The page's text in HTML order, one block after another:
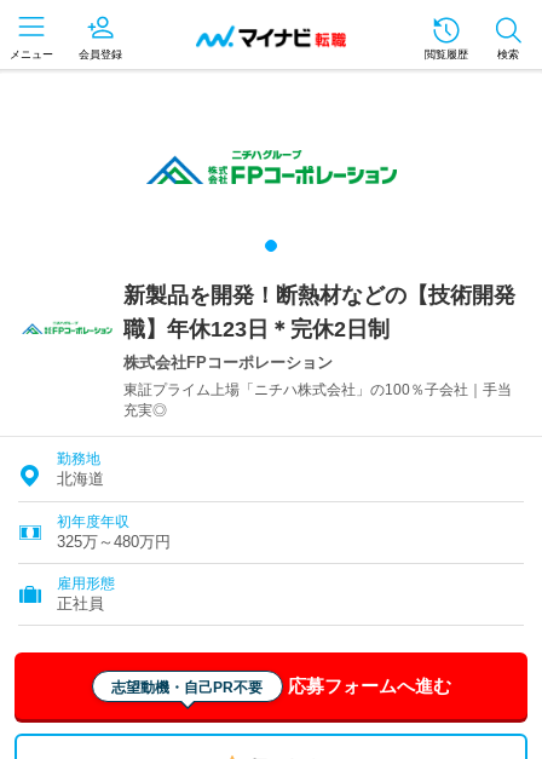
メニュー 会員登録 閲覧履歴 検索
新製品を開発！断熱材などの【技術開発
職】年休123日＊完休2日制
株式会社FPコーポレーション
東証プライム上場「ニチハ株式会社」の100％子会社｜手当
充実◎
勤務地
北海道
初年度年収
325万～480万円
雇用形態
正社員
志望動機・自己PR不要 応募フォームへ進む